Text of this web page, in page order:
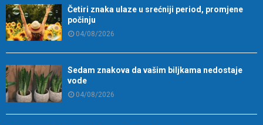
Četiri znaka ulaze u srećniji period, promjene
počinju
04/08/2026
Sedam znakova da vašim biljkama nedostaje
vode
04/08/2026